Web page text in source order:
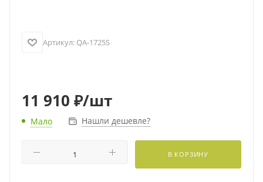
Артикул: QA-1725S
11 910 ₽/шт
Мало Нашли дешевле?
В КОРЗИНУ